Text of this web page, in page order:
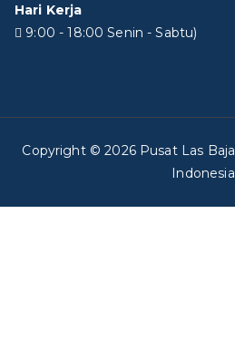
Hari Kerja
9:00 - 18:00 Senin - Sabtu)
Copyright © 2026 Pusat Las Baja
Indonesia